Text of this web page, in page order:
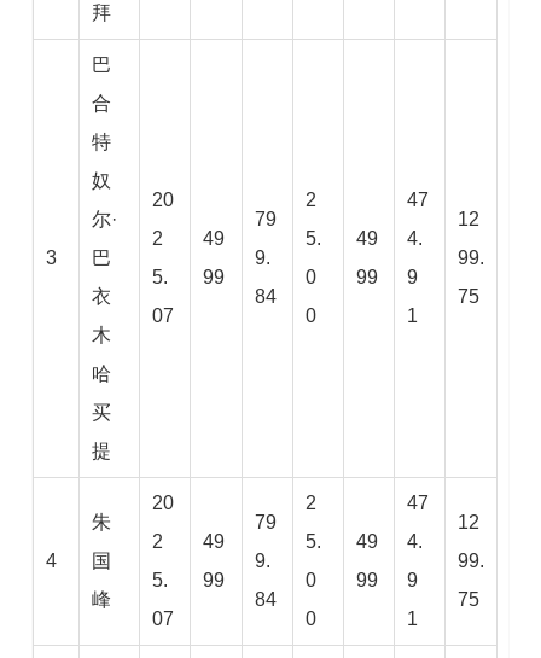
拜
3
巴
合
特
奴
尔·
巴
衣
木
哈
买
提
20
2
5.
07
49
99
79
9.
84
2
5.
0
0
49
99
47
4.
9
1
12
99.
75
4
朱
国
峰
20
2
5.
07
49
99
79
9.
84
2
5.
0
0
49
99
47
4.
9
1
12
99.
75